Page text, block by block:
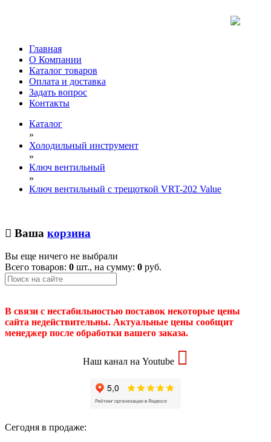
Главная
О Компании
Каталог товаров
Оплата и доставка
Задать вопрос
Контакты
Каталог
»
Холодильный инструмент
»
Ключ вентильный
»
Ключ вентильный с трещоткой VRT-202 Value
Ваша корзина
Вы еще ничего не выбрали
Всего товаров: 0 шт., на сумму: 0 руб.
В связи с нестабильностью поставок некоторые цены
сайта недействительны. Актуальные цены сообщит
менеджер после обработки вашего заказа.
Наш канал на Youtube
Сегодня в продаже: